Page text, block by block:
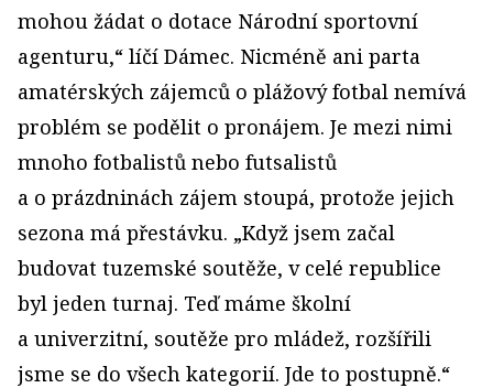
mohou žádat o dotace Národní sportovní
agenturu,“ líčí Dámec. Nicméně ani parta
amatérských zájemců o plážový fotbal nemívá
problém se podělit o pronájem. Je mezi nimi
mnoho fotbalistů nebo futsalistů
a o prázdninách zájem stoupá, protože jejich
sezona má přestávku. „Když jsem začal
budovat tuzemské soutěže, v celé republice
byl jeden turnaj. Teď máme školní
a univerzitní, soutěže pro mládež, rozšířili
jsme se do všech kategorií. Jde to postupně.“